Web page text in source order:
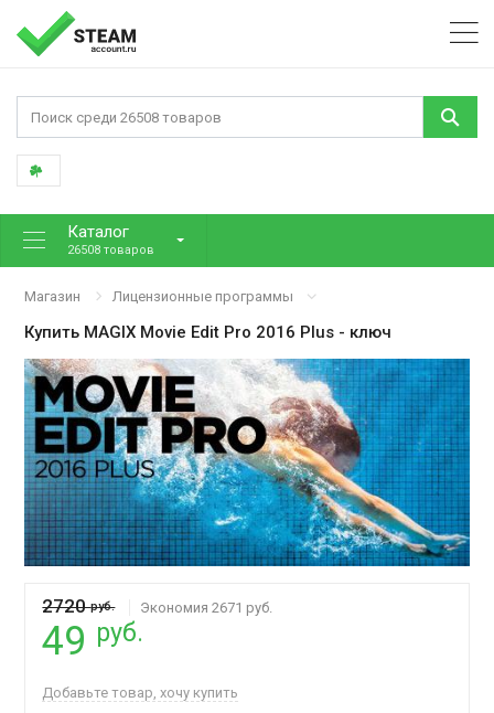
Каталог
26508 товаров
Магазин Лицензионные программы
Купить MAGIX Movie Edit Pro 2016 Plus - ключ
2720руб. Экономия 2671 руб.
49 руб.
Добавьте товар, хочу купить